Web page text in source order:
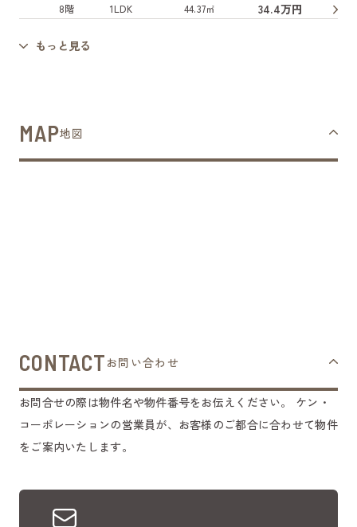
8階 1LDK 44.37㎡ 34.4万円
もっと見る
MAP地図
CONTACT お問い合わせ
お問合せの際は物件名や物件番号をお伝えください。
ケン・
コーポレーションの営業員が、お客様のご都合に合わせて物件
をご案内いたします。